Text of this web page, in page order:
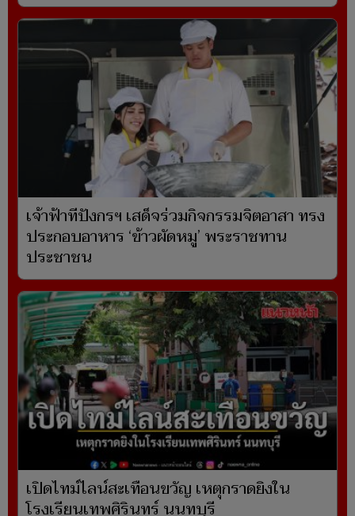
เจ้าฟ้าทีปังกรฯ เสด็จร่วมกิจกรรมจิตอาสา ทรง
ประกอบอาหาร ‘ข้าวผัดหมู’ พระราชทาน
ประชาชน
เปิดไทม์ไลน์สะเทือนขวัญ เหตุกราดยิงใน
โรงเรียนเทพศิรินทร์ นนทบุรี